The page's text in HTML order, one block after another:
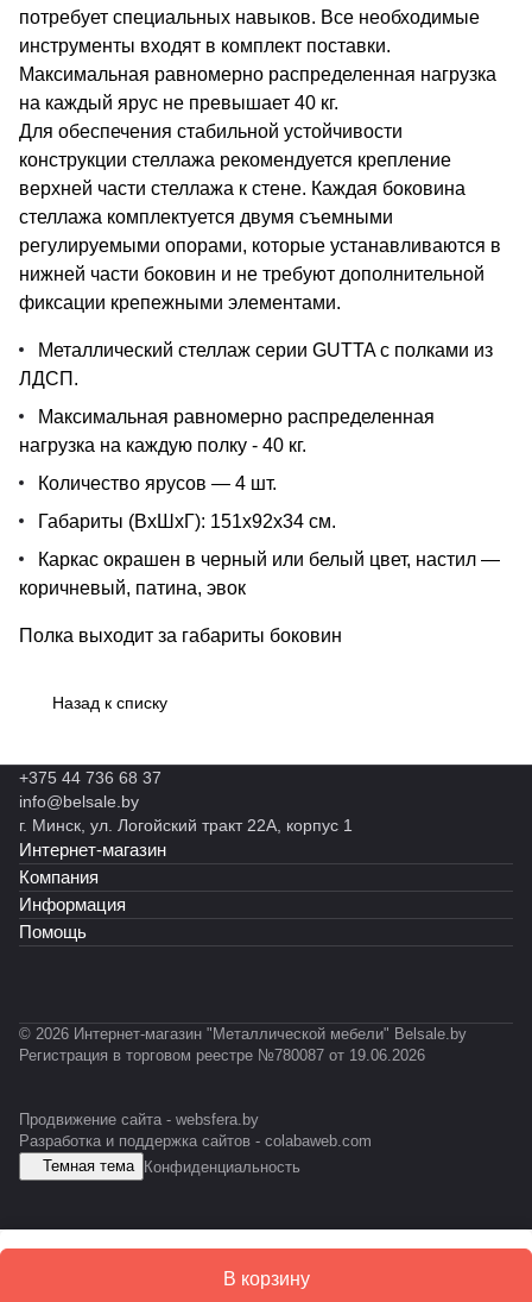
потребует специальных навыков. Все необходимые
инструменты входят в комплект поставки.
Максимальная равномерно распределенная нагрузка
на каждый ярус не превышает 40 кг.
Для обеспечения стабильной устойчивости
конструкции стеллажа рекомендуется крепление
верхней части стеллажа к стене. Каждая боковина
стеллажа комплектуется двумя съемными
регулируемыми опорами, которые устанавливаются в
нижней части боковин и не требуют дополнительной
фиксации крепежными элементами.
Металлический стеллаж серии GUTTA c полками из
ЛДСП.
Максимальная равномерно распределенная
нагрузка на каждую полку - 40 кг.
Количество ярусов — 4 шт.
Габариты (ВхШхГ): 151х92х34 см.
Каркас окрашен в черный или белый цвет, настил —
коричневый, патина, эвок
Полка выходит за габариты боковин
Назад к списку
В корзину
+375 44 736 68 37
info@belsale.by
г. Минск, ул. Логойский тракт 22А, корпус 1
Интернет-магазин
Компания
Информация
Помощь
© 2026 Интернет-магазин "Металлической мебели" Belsale.by
Регистрация в торговом реестре №780087 от 19.06.2026
Продвижение сайта - websfera.by
Разработка и поддержка сайтов - colabaweb.com
Темная тема Конфиденциальность